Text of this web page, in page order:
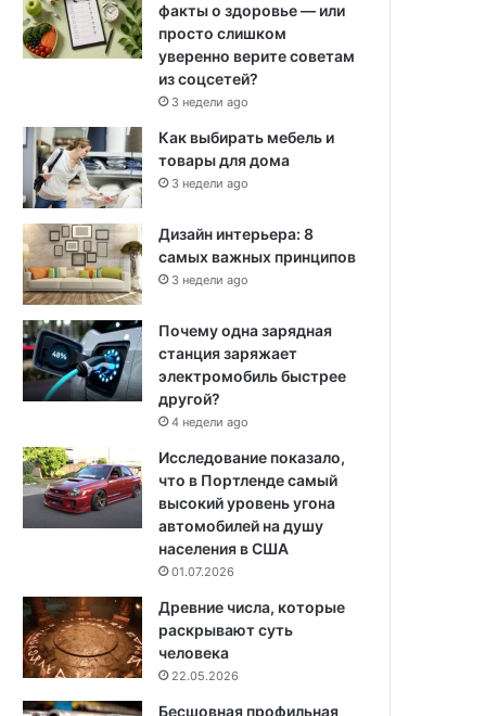
факты о здоровье — или
просто слишком
уверенно верите советам
из соцсетей?
3 недели ago
Как выбирать мебель и
товары для дома
3 недели ago
Дизайн интерьера: 8
самых важных принципов
3 недели ago
Почему одна зарядная
станция заряжает
электромобиль быстрее
другой?
4 недели ago
Исследование показало,
что в Портленде самый
высокий уровень угона
автомобилей на душу
населения в США
01.07.2026
Древние числа, которые
раскрывают суть
человека
22.05.2026
Бесшовная профильная